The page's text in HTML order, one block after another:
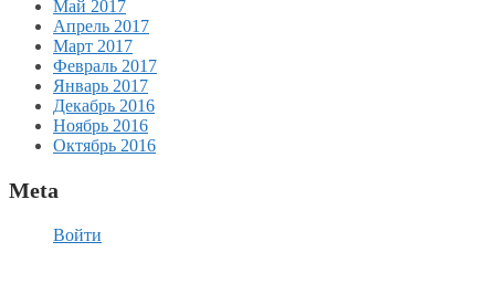
Май 2017
Апрель 2017
Март 2017
Февраль 2017
Январь 2017
Декабрь 2016
Ноябрь 2016
Октябрь 2016
Meta
Войти